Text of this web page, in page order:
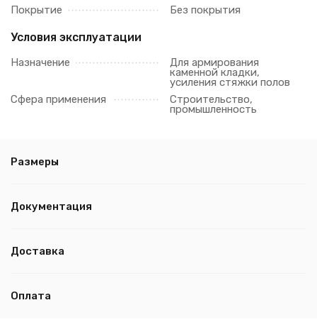
Покрытие
Без покрытия
Условия эксплуатации
Назначение Для армирования
каменной кладки,
усиления стяжки полов
Сфера применения
Строительство,
промышленность
Размеры
Документация
Доставка
Оплата